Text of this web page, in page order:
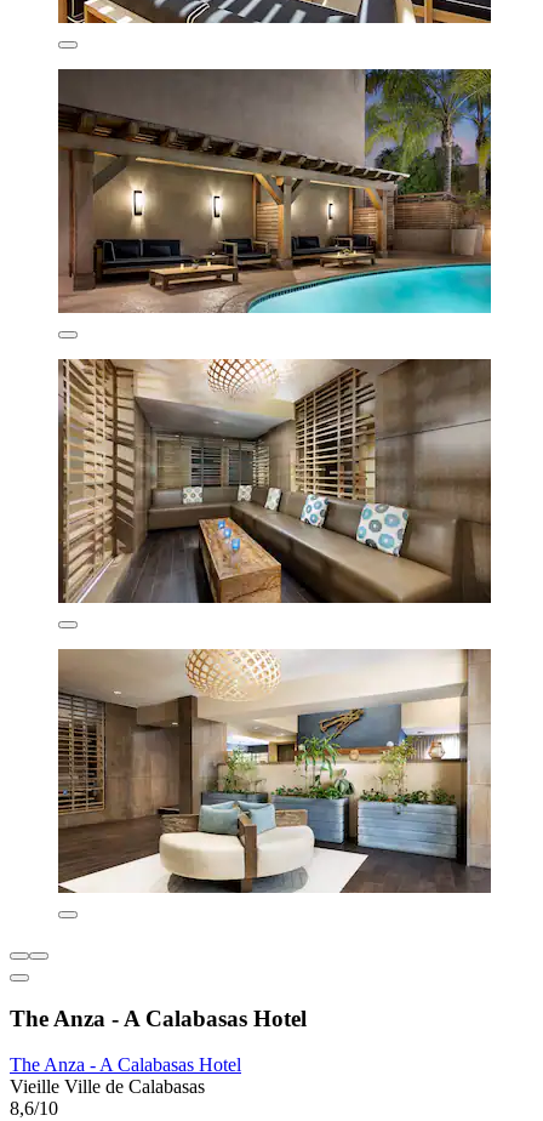
The Anza - A Calabasas Hotel
The Anza - A Calabasas Hotel
Vieille Ville de Calabasas
8,6/10